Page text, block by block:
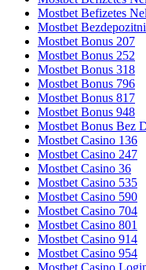
Mostbet Befizetes
Mostbet
Mostbet Bonus 207
Mostbet Bonus 252
Mostbet Bonus 318
Mostbet Bonus 796
Mostbet Bonus 817
Mostbet Bonus 948
Mostbet Bonus Bez
Mostbet Casino 136
Mostbet Casino 247
Mostbet Casino 36
Mostbet Casino 535
Mostbet Casino 590
Mostbet Casino 704
Mostbet Casino 801
Mostbet Casino 914
Mostbet Casino 954
Mostbet Casino